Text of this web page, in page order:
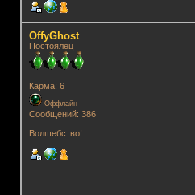
OffyGhost
Постоялец
Карма: 6
Оффлайн
Сообщений: 386
Волшебство!